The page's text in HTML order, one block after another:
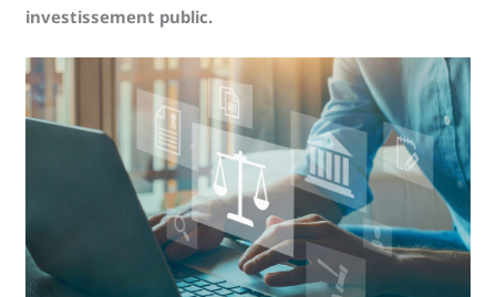
investissement public.